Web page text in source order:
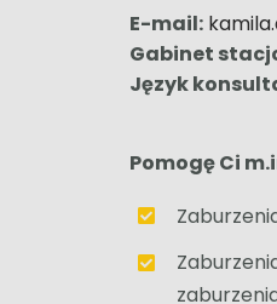
E-mail:
Gabinet
Język
Pomogę Ci